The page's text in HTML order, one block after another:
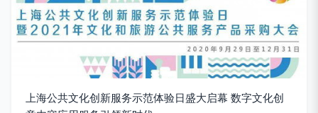
上海公共文化创新服务示范体验日盛大启幕 数字文化创